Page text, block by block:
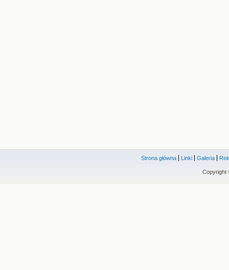
Strona główna Linki Galeria